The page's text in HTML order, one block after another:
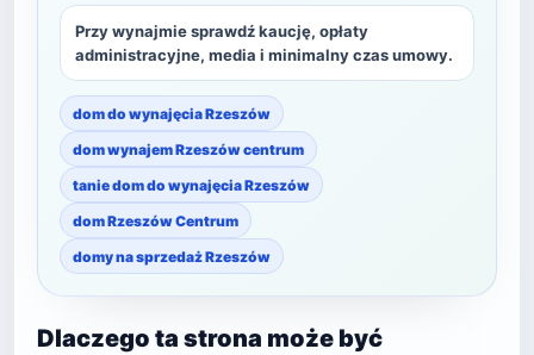
Przy wynajmie sprawdź kaucję, opłaty
administracyjne, media i minimalny czas umowy.
dom do wynajęcia Rzeszów
dom wynajem Rzeszów centrum
tanie dom do wynajęcia Rzeszów
dom Rzeszów Centrum
domy na sprzedaż Rzeszów
Dlaczego ta strona może być